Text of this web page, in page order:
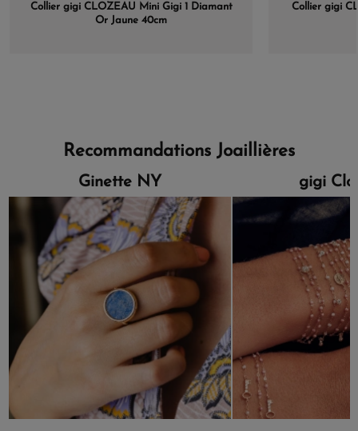
Collier gigi CLOZEAU Mini Gigi 1 Diamant
Or Jaune 40cm
Collier gigi
Recommandations Joaillières
Ginette NY gigi